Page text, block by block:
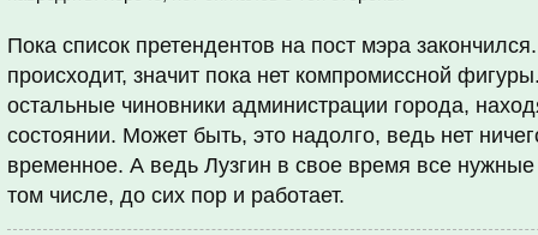
Пока список претендентов на пост мэра
происходит, значит пока нет компромиссной
остальные чиновники администрации города,
состоянии. Может быть, это надолго, ведь нет
временное. А ведь Лузгин в свое время все
том числе, до сих пор и работает.